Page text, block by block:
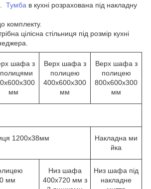
Тумба в кухні розрахована під накладну
комплекту.
цілісна стільниця під розмір кухні
шафа з
мм
Верх шафа з
полицею
400х600х300
мм
Верх шафа з
полицею
800х600х300
мм
1200х38мм
Накладна ми
йка
мм
Низ шафа
400х720 мм з
Низ шафа під
накладне